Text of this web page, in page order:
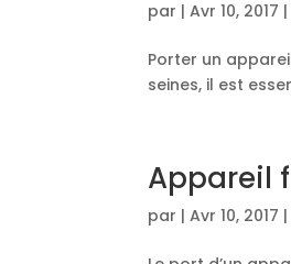
par |Avr 10, 2017 |
Porter un
seines, il est
Appareil
par |Avr 10, 2017 |